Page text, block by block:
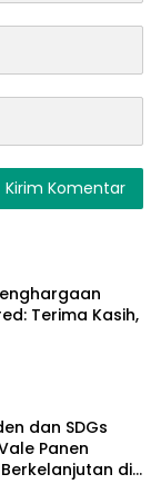
Terima Kasih,
dan SDGs
Panen
di